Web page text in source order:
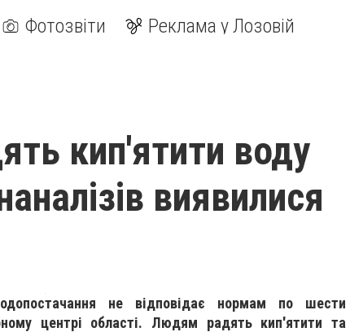
Фотозвіти Реклама у Лозовій
кип'ятити воду
виявилися
не відповідає нормам по шести
центрі області. Людям радять кип'ятити та